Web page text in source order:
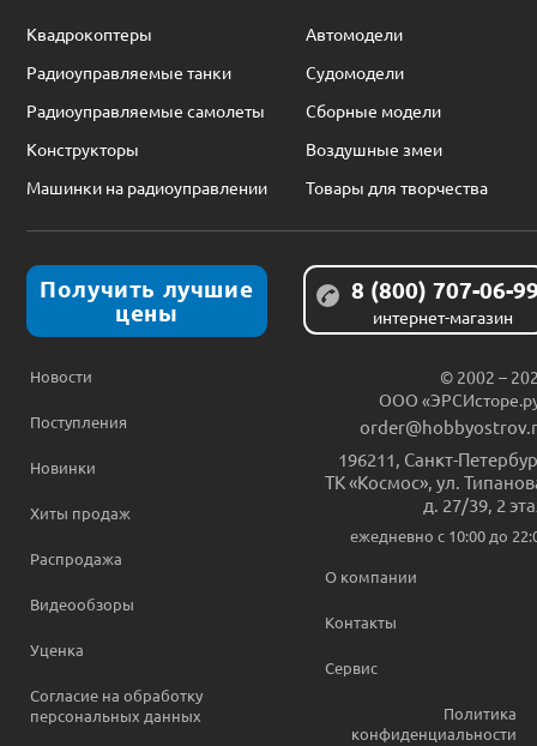
Квадрокоптеры
Автомодели
Радиоуправляемые танки
Судомодели
Радиоуправляемые самолеты
Сборные модели
Конструкторы
Воздушные змеи
Машинки на радиоуправлении
Товары для творчества
Получить лучшие
цены
8 (800) 707-06-
интернет-магазин
Новости
Поступления
Новинки
Хиты продаж
Распродажа
Видеообзоры
Уценка
Согласие на обработку
персональных данных
© 2002 –
ООО
196211, Санкт-
ТК «Космос», ул.
д. 27/39, 2
ежедневно c 10:00 до
О компании
Контакты
Сервис
Политика
конфиденциальности